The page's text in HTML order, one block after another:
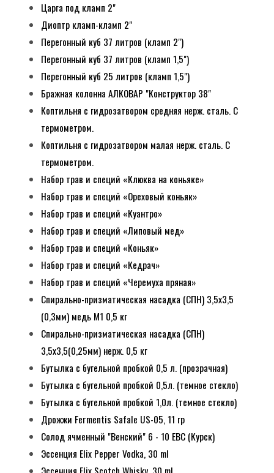
Царга под кламп 2"
Диоптр кламп-кламп 2"
Перегонный куб 37 литров (кламп 2")
Перегонный куб 37 литров (кламп 1,5")
Перегонный куб 25 литров (кламп 1,5")
Бражная колонна АЛКОВАР "Конструктор 38"
Коптильня с гидрозатвором средняя нерж. сталь. С
термометром.
Коптильня с гидрозатвором малая нерж. сталь. С
термометром.
Набор трав и специй «Клюква на коньяке»
Набор трав и специй «Ореховый коньяк»
Набор трав и специй «Куантро»
Набор трав и специй «Липовый мед»
Набор трав и специй «Коньяк»
Набор трав и специй «Кедрач»
Набор трав и специй «Черемуха пряная»
Спирально-призматическая насадка (СПН) 3,5х3,5
(0,3мм) медь М1 0,5 кг
Спирально-призматическая насадка (СПН)
3,5х3,5(0,25мм) нерж. 0,5 кг
Бутылка с бугельной пробкой 0,5 л. (прозрачная)
Бутылка с бугельной пробкой 0,5л. (темное стекло)
Бутылка с бугельной пробкой 1,0л. (темное стекло)
Дрожжи Fermentis Safale US-05, 11 гр
Солод ячменный "Венский" 6 - 10 EBC (Курск)
Эссенция Elix Pepper Vodka, 30 ml